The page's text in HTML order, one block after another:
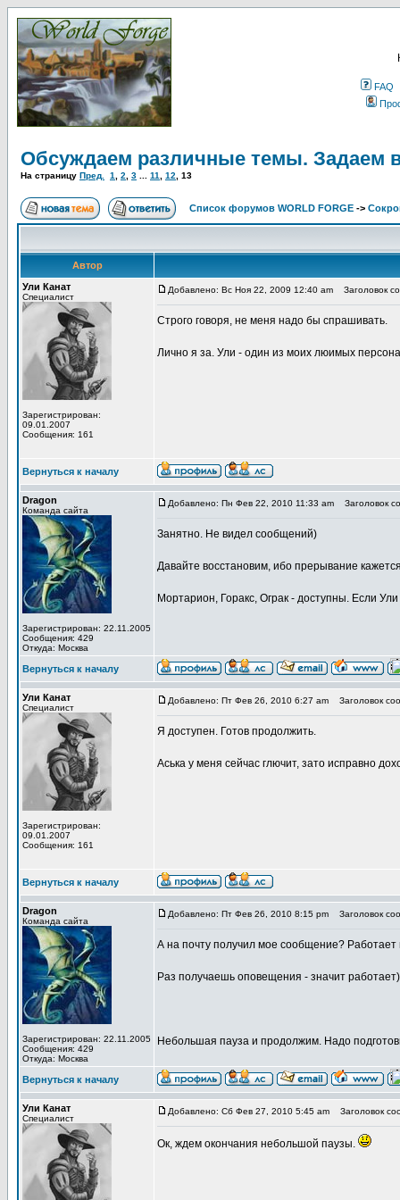
FAQ
Обсуждаем различные темы. Задаем
На страницу Пред. 1 2 3 11 12 13
Список форумов WORLD FORGE ->
Автор
Ули Канат
Специалист
Зарегистрирован:
09.01.2007
Сообщения: 161
Добавлено: Вс Ноя 22, 2009 12:40 am Заголовок
Строго говоря, не меня надо бы спрашивать.
Лично я за. Ули - один из моих люимых
Вернуться к началу
Dragon
Команда сайта
Зарегистрирован: 22.11.2005
Сообщения: 429
Откуда: Москва
Добавлено: Пн Фев 22, 2010 11:33 am Заголовок
Занятно. Не видел сообщений)
Давайте восстановим, ибо прерывание
Мортарион, Горакс, Ограк - доступны. Если
Вернуться к началу
Ули Канат
Специалист
Зарегистрирован:
09.01.2007
Сообщения: 161
Добавлено: Пт Фев 26, 2010 6:27 am Заголовок
Я доступен. Готов продолжить.
Аська у меня сейчас глючит, зато исправно
Вернуться к началу
Dragon
Команда сайта
Зарегистрирован: 22.11.2005
Сообщения: 429
Откуда: Москва
Добавлено: Пт Фев 26, 2010 8:15 pm Заголовок
А на почту получил мое сообщение? Работает
Раз получаешь оповещения - значит работает)
Небольшая пауза и продолжим. Надо
Вернуться к началу
Ули Канат
Специалист
Добавлено: Сб Фев 27, 2010 5:45 am Заголовок
Ок, ждем окончания небольшой паузы.